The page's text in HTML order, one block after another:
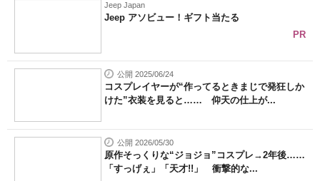
Jeep Japan
Jeep アソビュー！ギフト当たる
PR
公開 2025/06/24
コスプレイヤーが“作ってるときまじで発狂しか
けた”衣装を見ると…… 仰天の仕上が...
公開 2026/05/30
原作そっくりな“ジョジョ”コスプレ→2年後……
「すっげぇ」「天才!!」 衝撃的な...